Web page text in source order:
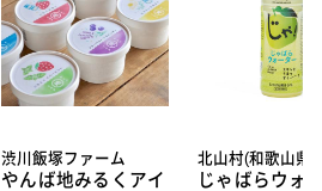
渋川飯塚ファーム
やんば地みるくアイ
北山村(和歌山県)
じゃばらウォ